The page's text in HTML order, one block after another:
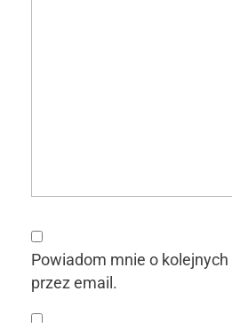
Powiadom mnie o
przez email.